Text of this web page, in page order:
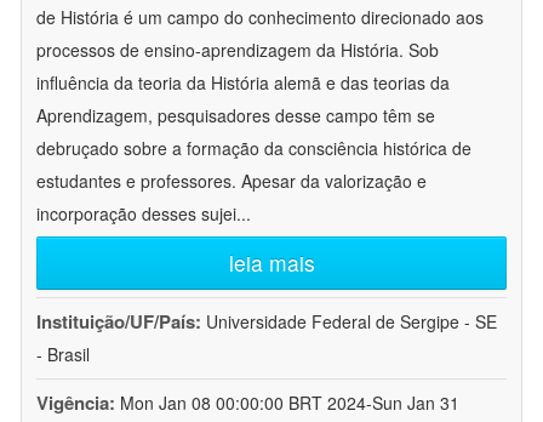
de História é um campo do conhecimento direcionado aos
processos de ensino-aprendizagem da História. Sob
influência da teoria da História alemã e das teorias da
Aprendizagem, pesquisadores desse campo têm se
debruçado sobre a formação da consciência histórica de
estudantes e professores. Apesar da valorização e
incorporação desses sujei...
leia mais
Instituição/UF/País: Universidade Federal de Sergipe - SE
- Brasil
Vigência: Mon Jan 08 00:00:00 BRT 2024-Sun Jan 31